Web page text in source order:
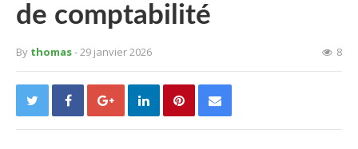
de comptabilité
By thomas- 29 janvier 2026 8